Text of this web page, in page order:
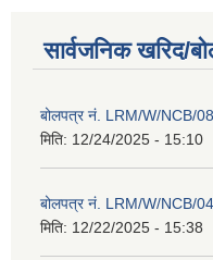
सार्वजनिक खरिद/
बोलपत्र नं. LRM/W/NCB/
मिति: 12/24/2025 - 15:10
बोलपत्र नं. LRM/W/NCB/
मिति: 12/22/2025 - 15:38